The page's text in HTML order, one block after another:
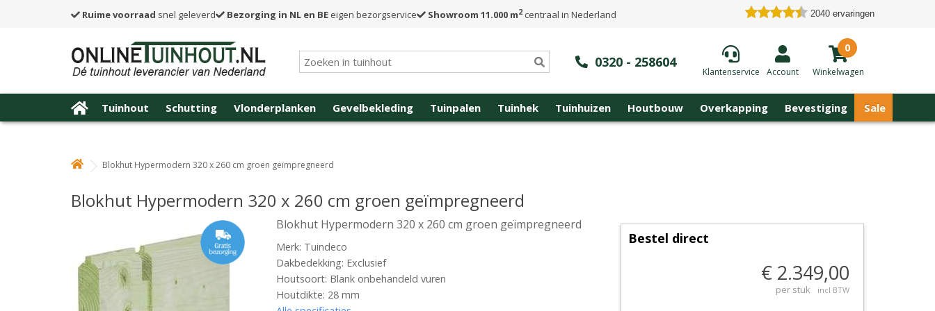
Ruime voorraad snel geleverd Bezorging in NL en BE eigen bezorgservice Showroom 11.000 m2centraal in Nederland 2040 ervaringen
0320 - 258604
Klantenservice Account
0
Winkelwagen
Tuinhout Schutting Vlonderplanken Gevelbekleding Tuinpalen Tuinhek Tuinhuizen Houtbouw Overkapping Bevestiging Sale
Blokhut Hypermodern 320 x 260 cm groen geïmpregneerd
Blokhut Hypermodern 320 x 260 cm groen geïmpregneerd
Blokhut Hypermodern 320 x 260 cm groen geïmpregneerd
Merk: Tuindeco
Dakbedekking: Exclusief
Houtsoort: Blank onbehandeld vuren
Houtdikte: 28 mm
Bestel direct
€ 2.349,00
per stuk incl BTW